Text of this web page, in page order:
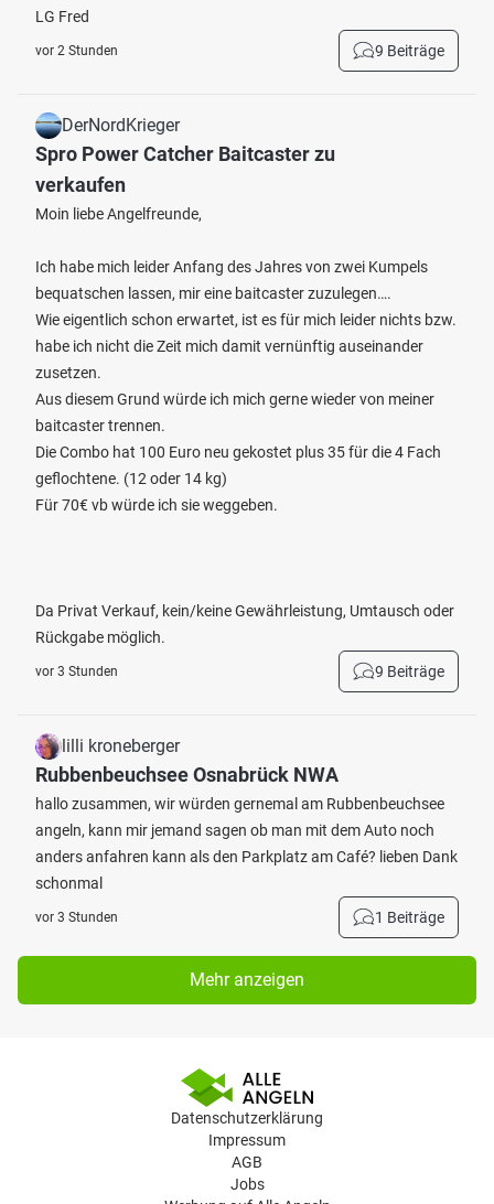
LG Fred
vor 2 Stunden 9 Beiträge
DerNordKrieger
Spro Power Catcher Baitcaster zu
verkaufen
Moin liebe Angelfreunde,
Ich habe mich leider Anfang des Jahres von zwei Kumpels
bequatschen lassen, mir eine baitcaster zuzulegen….
Wie eigentlich schon erwartet, ist es für mich leider nichts bzw.
habe ich nicht die Zeit mich damit vernünftig auseinander
zusetzen.
Aus diesem Grund würde ich mich gerne wieder von meiner
baitcaster trennen.
Die Combo hat 100 Euro neu gekostet plus 35 für die 4 Fach
geflochtene. (12 oder 14 kg)
Für 70€ vb würde ich sie weggeben.
Da Privat Verkauf, kein/keine Gewährleistung, Umtausch oder
Rückgabe möglich.
vor 3 Stunden 9 Beiträge
lilli kroneberger
Rubbenbeuchsee Osnabrück NWA
hallo zusammen, wir würden gernemal am Rubbenbeuchsee
angeln, kann mir jemand sagen ob man mit dem Auto noch
anders anfahren kann als den Parkplatz am Café? lieben Dank
schonmal
vor 3 Stunden 1 Beiträge
Mehr anzeigen
Datenschutzerklärung
Impressum
AGB
Jobs